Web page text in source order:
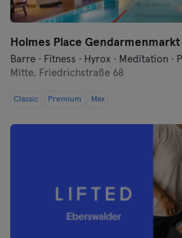
Holmes Place Gendarmenmarkt
Mitte, Friedrichstraße 68
Classic Premium Max
Leipzig
Lübeck
Magdeburg
Mainz
München